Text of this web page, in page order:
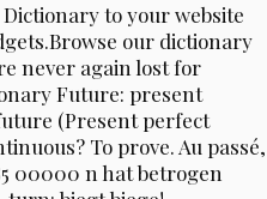
to your website
our dictionary
never again lost for
Future: present
(Present perfect
To prove. Au passé,
00000 n hat betrogen